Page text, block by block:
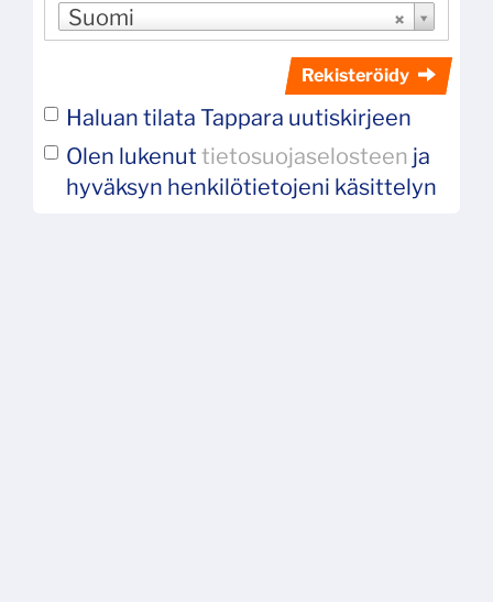
Suomi
Rekisteröidy
Haluan tilata Tappara uutiskirjeen
Olen lukenut tietosuojaselosteen ja
hyväksyn henkilötietojeni käsittelyn